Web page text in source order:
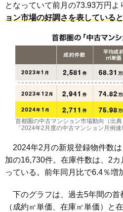
となっていて前月の73.93万円よ
ョン市場の好調さを表している
首都圏の中古マンション市場動向（出
「2024年2月度の中古マンション月例速
2024年2月の新規登録物件数
加の16,730件。在庫件数は、2
っている。前年同月比で6.4％増
下のグラフは、過去5年間の首
（成約㎡単価、在庫㎡単価）と